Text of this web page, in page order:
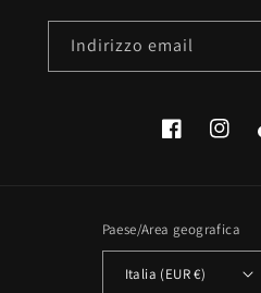
Indirizzo email
Facebook
Paese/Area geografica
Italia (EUR €)